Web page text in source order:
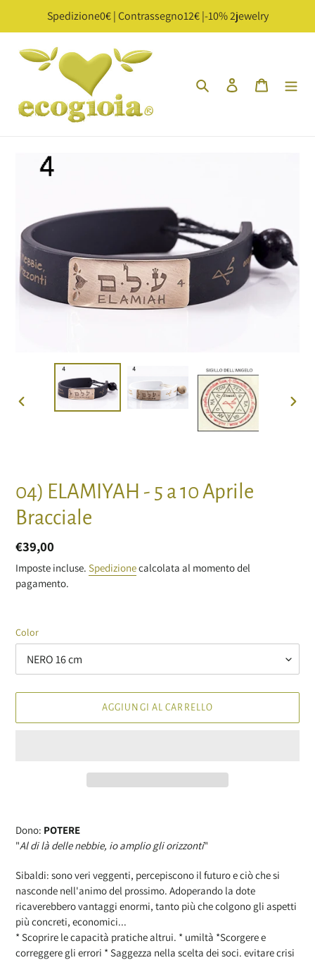
direttamente
contenuti
Spedizione0€ | Contrassegno12€ |-10% 2jewelry
Cerca Accedi Carrello
04) ELAMIYAH - 5 a 10 Aprile
Bracciale
Prezzo
di
listino
€39,00
Imposte incluse. Spedizionecalcolata al momento del
pagamento.
Color
AGGIUNGI AL CARRELLO
del
prodotto
carrello
Dono: POTERE
"Al di là delle nebbie, io amplio gli orizzonti"
Sibaldi: sono veri veggenti, percepiscono il futuro e ciò che si
nasconde nell'animo del prossimo. Adoperando la dote
ricaverebbero vantaggi enormi, tanto più che colgono gli aspetti
più concreti, economici...
* Scoprire le capacità pratiche altrui. * umiltà *Scorgere e
correggere gli errori * Saggezza nella scelta dei soci. evitare crisi